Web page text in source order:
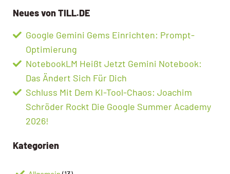
Neues von TILL.DE
Google Gemini Gems Einrichten: Prompt-
Optimierung
NotebookLM Heißt Jetzt Gemini Notebook:
Das Ändert Sich Für Dich
Schluss Mit Dem KI-Tool-Chaos: Joachim
Schröder Rockt Die Google Summer Academy
2026!
Kategorien